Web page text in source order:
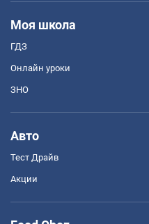
Моя школа
ГДЗ
Онлайн уроки
ЗНО
Авто
Тест Драйв
Акции